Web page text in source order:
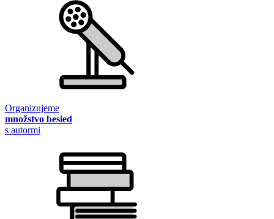
Organizujeme
množstvo besied
s autormi